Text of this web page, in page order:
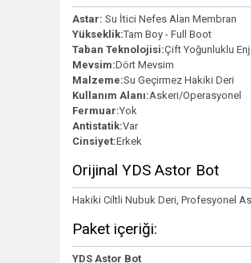
Astar: Su İtici Nefes Alan Membran
Yükseklik:Tam Boy - Full Boot
Taban Teknolojisi:Çift Yoğunluklu
Mevsim:Dört Mevsim
Malzeme:Su Geçirmez Hakiki Deri
Kullanım Alanı:Askeri/Operasyonel
Fermuar:Yok
Antistatik:Var
Cinsiyet:Erkek
Orijinal YDS Astor Bot
Hakiki Ciltli Nubuk Deri, Profesyonel
Paket içeriği:
YDS Astor Bot